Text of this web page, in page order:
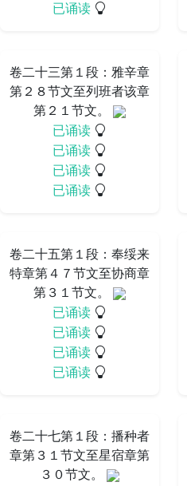
已诵读
卷二十三第１段：雅辛章
第２８节文至列班者该章
第２１节文。
已诵读
已诵读
已诵读
已诵读
卷二十五第１段：奉绥来
特章第４７节文至协商章
第３１节文。
已诵读
已诵读
已诵读
已诵读
卷二十七第１段：播种者
章第３１节文至星宿章第
３０节文。